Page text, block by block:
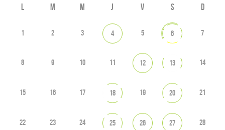
L M M J V S D
1 2 3 4 5 6 7
8 9 10 11 12 13 14
15 16 17 18 19 20 21
22 23 24 25 26 27 28